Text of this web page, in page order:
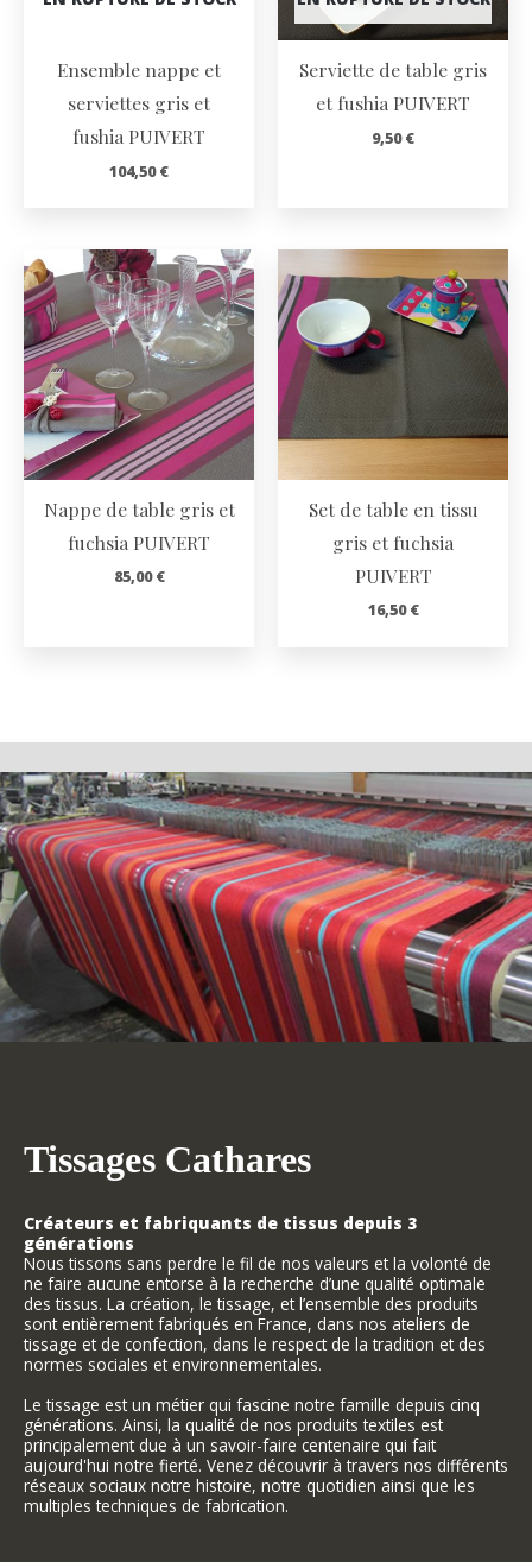
Ensemble nappe et
serviettes gris et
fushia PUIVERT
104,50€
Serviette de table gris
et fushia PUIVERT
9,50€
Nappe de table gris et
fuchsia PUIVERT
85,00€
Set de table en tissu
gris et fuchsia
PUIVERT
16,50€
Tissages Cathares
Créateurs et fabriquants de tissus depuis 3
générations
Nous tissons sans perdre le fil de nos valeurs et la volonté de
ne faire aucune entorse à la recherche d’une qualité optimale
des tissus. La création, le tissage, et l’ensemble des produits
sont entièrement fabriqués en France, dans nos ateliers de
tissage et de confection, dans le respect de la tradition et des
normes sociales et environnementales.
Le tissage est un métier qui fascine notre famille depuis cinq
générations. Ainsi, la qualité de nos produits textiles est
principalement due à un savoir-faire centenaire qui fait
aujourd'hui notre fierté. Venez découvrir à travers nos différents
réseaux sociaux notre histoire, notre quotidien ainsi que les
multiples techniques de fabrication.